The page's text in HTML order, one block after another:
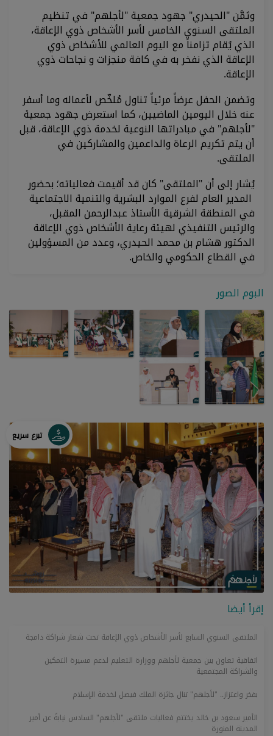
وثمَّن "الحيدري" جهود جمعية "لأجلهم" في تنظيم
الملتقى السنوي الخامس لأسر الأشخاص ذوي الإعاقة،
الذي يُقام تزامناً مع اليوم العالمي للأشخاص ذوي
الإعاقة الذي نفخر به في كافة منجزات و نجاحات ذوي
الإعاقة.
وتضمن الحفل عرضاً مرئياً تناول مُلخّص لأعماله وما أسفر
عنه خلال اليومين الماضيين، كما استعرض جهود جمعية
"لأجلهم" في مبادراتها النوعية لخدمة ذوي الإعاقة، قبل
أن يتم تكريم الرعاة والداعمين والمشاركين في
الملتقى.
يُشار إلى أن "الملتقى" كان قد أقيمت فعالياته؛ بحضور
المدير العام لفرع الموارد البشرية والتنمية الاجتماعية
في المنطقة الشرقية الأستاذ عبدالرحمن المقبل،
والرئيس التنفيذي لهيئة رعاية الأشخاص ذوي الإعاقة
الدكتور هشام بن محمد الحيدري، وعدد من المسؤولين
في القطاع الحكومي والخاص.
البوم الصور
إقرأ أيضا
الملتقى السنوي السابع لأسر الأشخاص ذوي الإعاقة تحت شعار شراكة دامجة
اتفاقية تعاون بين جمعية لأجلهم ووزارة التعليم لدعم مسيرة التمكين
والشراكة المجتمعية
بفخر واعتزاز.. "لأجلهم" تنال جائزة الملك فيصل لخدمة الإسلام
الأمير سعود بن خالد يختتم فعاليات ملتقى "لأجلهم" السادس نيابةً عن أمير
المدينة المنورة
تبرع سريع